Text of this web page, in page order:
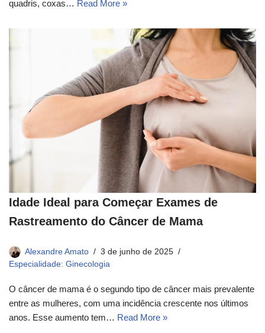
quadris, coxas… Read More »
Idade Ideal para Começar Exames de
Rastreamento do Câncer de Mama
Alexandre Amato
3 de junho de 2025
Especialidade: Ginecologia
O câncer de mama é o segundo tipo de câncer mais prevalente
entre as mulheres, com uma incidência crescente nos últimos
anos. Esse aumento tem… Read More »